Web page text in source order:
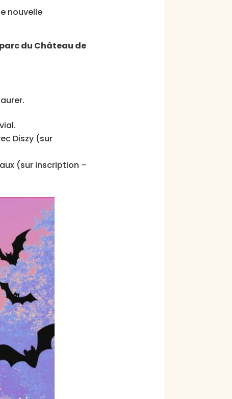
nouvelle
du Château de
Diszy (sur
(sur inscription –